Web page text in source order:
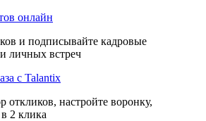
онлайн
и подписывайте кадровые
личных встреч
с Talantix
откликов, настройте воронку,
2 клика